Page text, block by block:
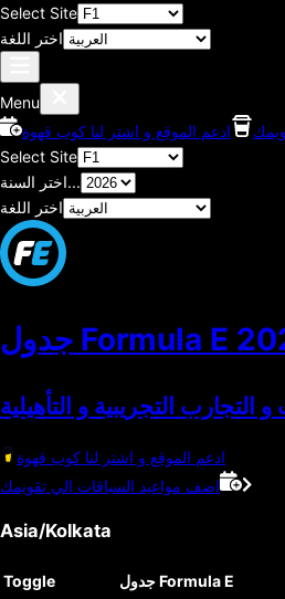
Select Site
اختر اللغة
Menu
ادعم الموقع و اشتر لنا كوب قهوة
Select Site
اختر السنة...
اختر اللغة
جدول Formula E
التجارب التجريبية و التأهيلية
ادعم الموقع و اشتر لنا كوب قهوة
اضف مواعيد السباقات الي تقويمك
Asia/Kolkata
Toggle جدول Formula E